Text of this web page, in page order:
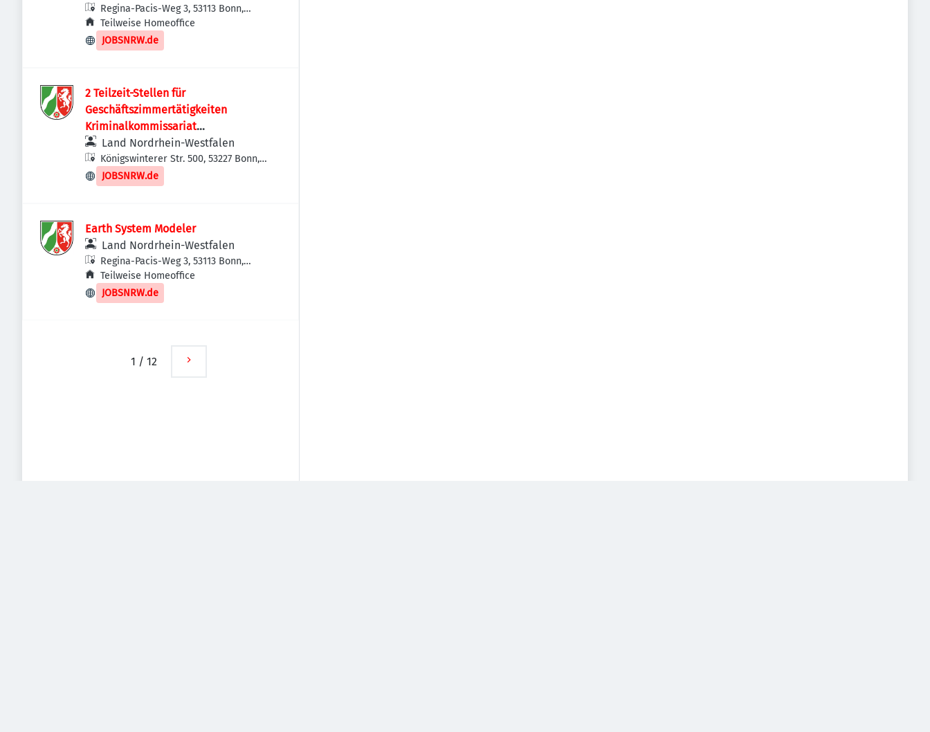
Regina-Pacis-Weg 3, 53113 Bonn,
Deutschland
Teilweise Homeoffice
JOBSNRW.de
2 Teilzeit-Stellen für
Geschäftszimmertätigkeiten
Kriminalkommissariat
Kriminalprävention und Opferschutz &
Kriminalkommissariat 32 (m/w/d)
Land Nordrhein-Westfalen
Königswinterer Str. 500, 53227 Bonn,
Deutschland
JOBSNRW.de
Earth System Modeler
Land Nordrhein-Westfalen
Regina-Pacis-Weg 3, 53113 Bonn,
Deutschland
Teilweise Homeoffice
JOBSNRW.de
1 / 12